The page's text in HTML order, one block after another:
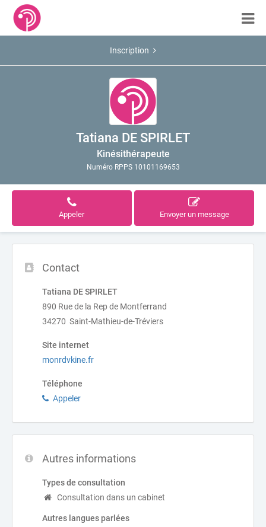
Inscription
Tatiana DE SPIRLET
Kinésithérapeute
Numéro RPPS 10101169653
Appeler Envoyer un message
Contact
Tatiana DE SPIRLET
890 Rue de la Rep de Montferrand
34270 Saint-Mathieu-de-Tréviers
Site internet
monrdvkine.fr
Téléphone
Appeler
Autres informations
Types de consultation
Consultation dans un cabinet
Autres langues parlées